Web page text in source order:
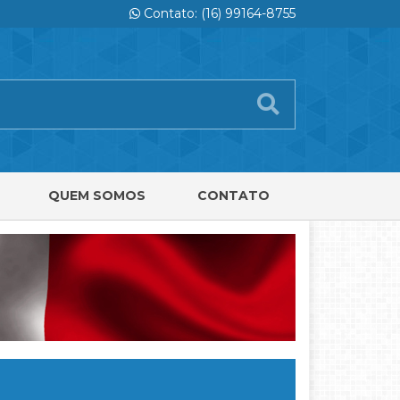
Contato: (16) 99164-8755
QUEM SOMOS CONTATO